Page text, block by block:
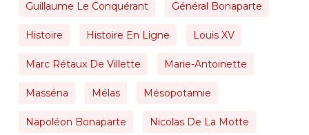
Guillaume Le Conquérant Général Bonaparte
Histoire Histoire En Ligne Louis XV
Marc Rétaux De Villette Marie-Antoinette
Masséna Mélas Mésopotamie
Napoléon Bonaparte Nicolas De La Motte